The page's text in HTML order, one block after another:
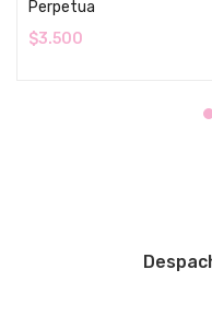
Perpetua
$3.500